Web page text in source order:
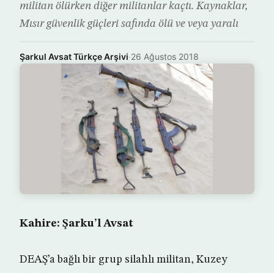
militan ölürken diğer militanlar kaçtı. Kaynaklar,
Mısır güvenlik güçleri safında ölü ve veya yaralı
Şarkul Avsat Türkçe Arşivi·26 Ağustos 2018
Kahire: Şarku’l Avsat
DEAŞ’a bağlı bir grup silahlı militan, Kuzey